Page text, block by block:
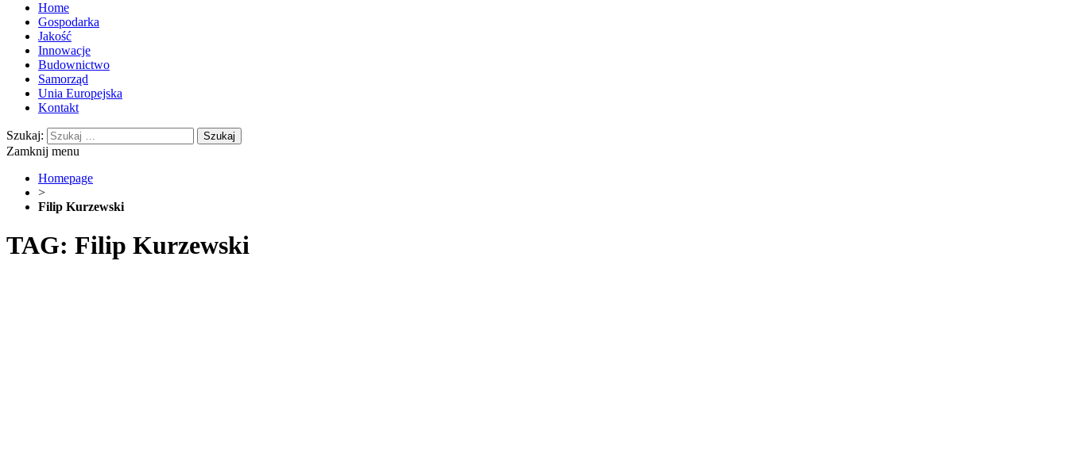
Home
Gospodarka
Jakość
Innowacje
Budownictwo
Samorząd
Unia Europejska
Kontakt
Szukaj:
Zamknij menu
Homepage
>
Filip Kurzewski
TAG: Filip Kurzewski